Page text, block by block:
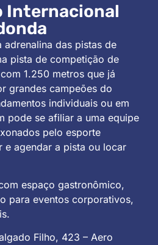
Internacional
das pistas de
pista de competição de
1.250 metros que já
grandes campeões do
individuais ou em
pode se afiliar a uma equipe
pelo esporte
e agendar a pista ou locar
espaço gastronômico,
para eventos corporativos,
Filho, 423 – Aero